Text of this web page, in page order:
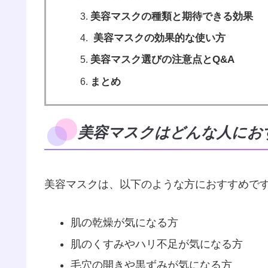
美容マスクの種類と期待できる効果
美容マスクの効果的な使い方
美容マスク選びの注意点とQ&A
まとめ
美容マスクはどんな人にお
美容マスクは、以下のような方におすすめです
肌の乾燥が気になる方
肌のくすみやハリ不足が気になる方
毛穴の開きや黒ずみが気になる方